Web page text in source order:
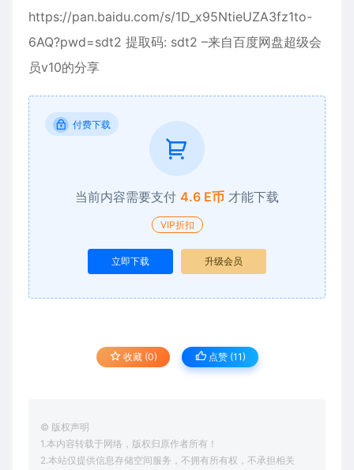
https://pan.baidu.com/s/1D_x95NtieUZA3fz1to-
6AQ?pwd=sdt2 提取码: sdt2 –来自百度网盘超级会
员v10的分享
付费下载
当前内容需要支付 4.6 E币 才能下载
VIP折扣
立即下载 升级会员
收藏 (0) 点赞 (11)
© 版权声明
1.本内容转载于网络，版权归原作者所有！
2.本站仅提供信息存储空间服务，不拥有所有权，不承担相关